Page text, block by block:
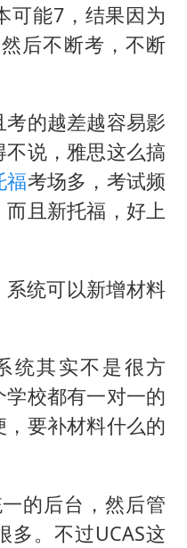
可能7，结果因为
后不断考，不断
的越差越容易影
说，雅思这么搞
福考场多，考试频
且新托福，好上
系统可以新增材料
统其实不是很方
校都有一对一的
要补材料什么的
的后台，然后管
多。不过UCAS这